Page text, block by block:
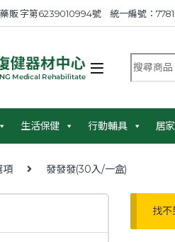
販 字第6239010994號 統一編號：
搜尋商品
生活保健 行動輔具 居
項 發發發(30入/一盒)
找不